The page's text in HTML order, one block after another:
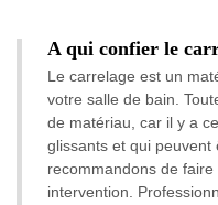
A qui confier le
Le carrelage est un
votre salle de bain.
de matériau, car il y a
glissants et qui
recommandons de
intervention.